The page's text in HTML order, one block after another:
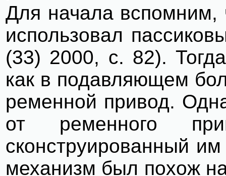
Для начала
использовал
(33) 2000, с. 82).
как в подавляющем
ременной привод.
от ременного
сконструированный
механизм был похож